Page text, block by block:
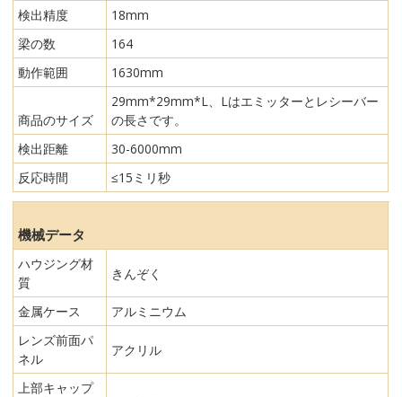
検出精度
18mm
梁の数
164
動作範囲
1630mm
商品のサイズ
29mm*29mm*L、Lはエミッターとレシーバー
の長さです。
検出距離
30-6000mm
反応時間
≤15ミリ秒
機械データ
ハウジング材
質
きんぞく
金属ケース
アルミニウム
レンズ前面パ
ネル
アクリル
上部キャップ